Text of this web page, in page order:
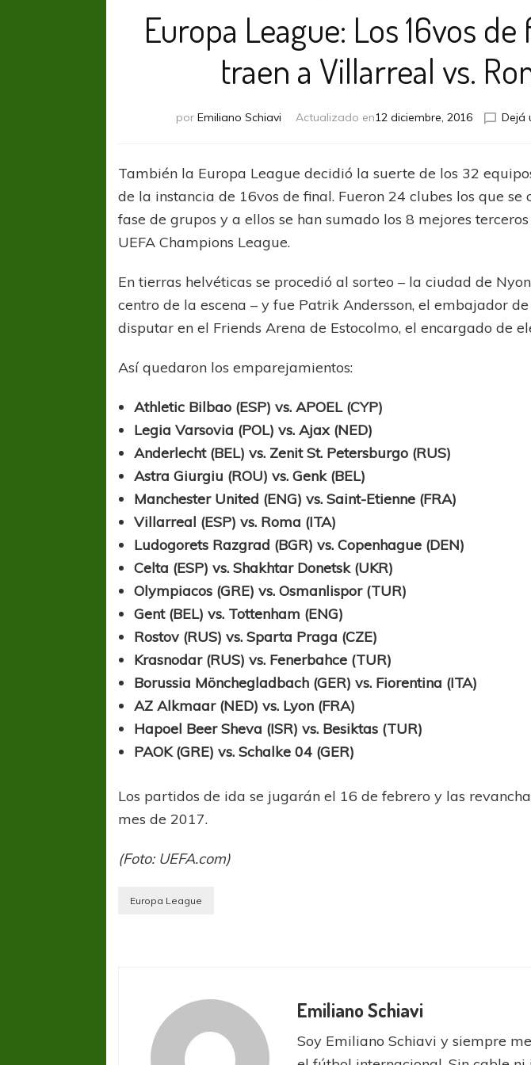
Europa League: Los 16vos
traen a Villarreal vs.
por Emiliano Schiavi Actualizado en12 diciembre, 2016 Dejá
También la Europa League decidió la suerte de los 32
de la instancia de 16vos de final. Fueron 24 clubes los que se
fase de grupos y a ellos se han sumado los 8 mejores
UEFA Champions League.
En tierras helvéticas se procedió al sorteo – la ciudad de
centro de la escena – y fue Patrik Andersson, el embajador
disputar en el Friends Arena de Estocolmo, el encargado de
Así quedaron los emparejamientos:
Athletic Bilbao (ESP) vs. APOEL (CYP)
Legia Varsovia (POL) vs. Ajax (NED)
Anderlecht (BEL) vs. Zenit St. Petersburgo (RUS)
Astra Giurgiu (ROU) vs. Genk (BEL)
Manchester United (ENG) vs. Saint-Etienne (FRA)
Villarreal (ESP) vs. Roma (ITA)
Ludogorets Razgrad (BGR) vs. Copenhague (DEN)
Celta (ESP) vs. Shakhtar Donetsk (UKR)
Olympiacos (GRE) vs. Osmanlispor (TUR)
Gent (BEL) vs. Tottenham (ENG)
Rostov (RUS) vs. Sparta Praga (CZE)
Krasnodar (RUS) vs. Fenerbahce (TUR)
Borussia Mönchegladbach (GER) vs. Fiorentina (ITA)
AZ Alkmaar (NED) vs. Lyon (FRA)
Hapoel Beer Sheva (ISR) vs. Besiktas (TUR)
PAOK (GRE) vs. Schalke 04 (GER)
Los partidos de ida se jugarán el 16 de febrero y las
mes de 2017.
(Foto: UEFA.com)
Europa League
Emiliano Schiavi
Soy Emiliano Schiavi y siempre